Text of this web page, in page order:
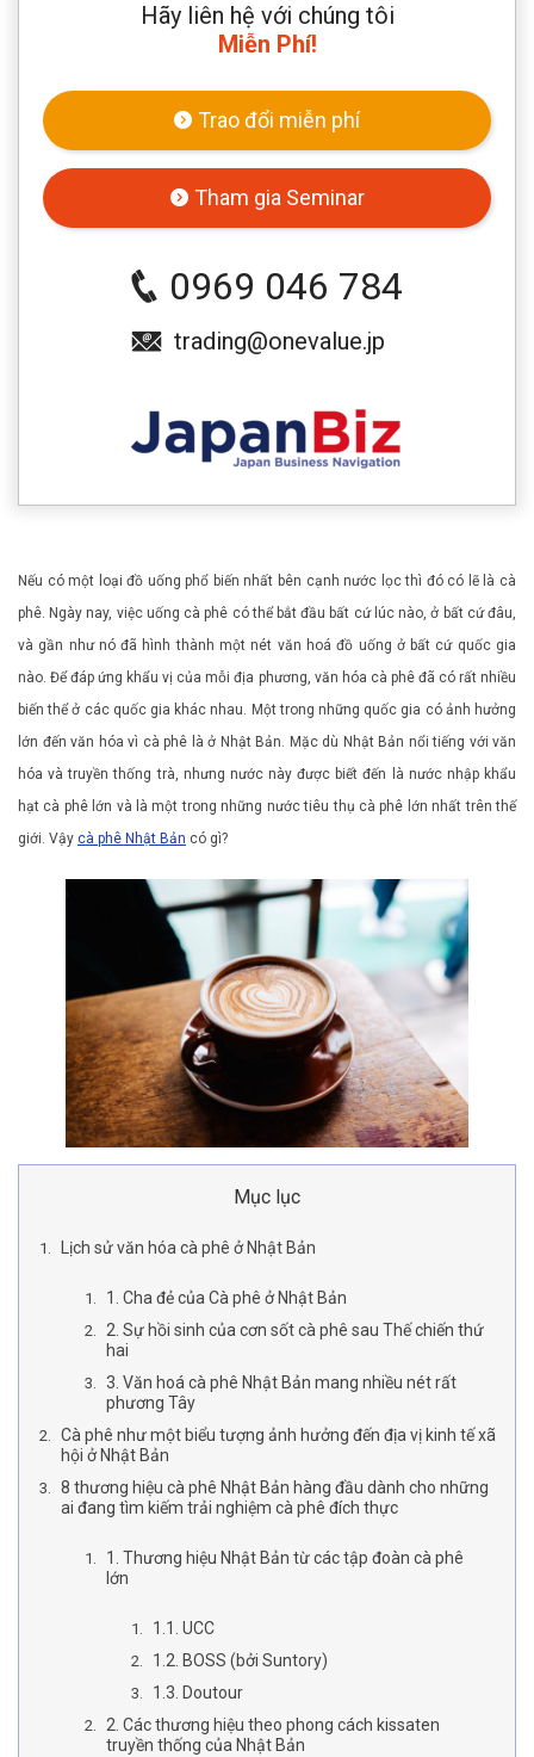
Hãy liên hệ với chúng tôi
Miễn Phí!
Trao đổi miễn phí
Tham gia Seminar
0969 046 784
trading@onevalue.jp
Nếu có một loại đồ uống phổ biến nhất bên cạnh nước lọc thì đó có lẽ là cà
phê. Ngày nay, việc uống cà phê có thể bắt đầu bất cứ lúc nào, ở bất cứ đâu,
và gần như nó đã hình thành một nét văn hoá đồ uống ở bất cứ quốc gia
nào. Để đáp ứng khẩu vị của mỗi địa phương, văn hóa cà phê đã có rất nhiều
biến thể ở các quốc gia khác nhau. Một trong những quốc gia có ảnh hưởng
lớn đến văn hóa vì cà phê là ở Nhật Bản. Mặc dù Nhật Bản nổi tiếng với văn
hóa và truyền thống trà, nhưng nước này được biết đến là nước nhập khẩu
hạt cà phê lớn và là một trong những nước tiêu thụ cà phê lớn nhất trên thế
giới. Vậy cà phê Nhật Bản có gì?
Mục lục
Lịch sử văn hóa cà phê ở Nhật Bản
1. Cha đẻ của Cà phê ở Nhật Bản
2. Sự hồi sinh của cơn sốt cà phê sau Thế chiến thứ
hai
3. Văn hoá cà phê Nhật Bản mang nhiều nét rất
phương Tây
Cà phê như một biểu tượng ảnh hưởng đến địa vị kinh tế xã
hội ở Nhật Bản
8 thương hiệu cà phê Nhật Bản hàng đầu dành cho những
ai đang tìm kiếm trải nghiệm cà phê đích thực
1. Thương hiệu Nhật Bản từ các tập đoàn cà phê
lớn
1.1. UCC
1.2. BOSS (bởi Suntory)
1.3. Doutour
2. Các thương hiệu theo phong cách kissaten
truyền thống của Nhật Bản